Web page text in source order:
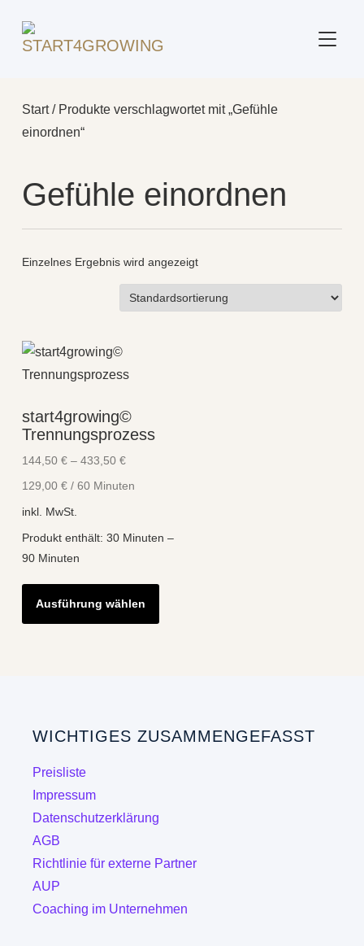
Start/ Produkte verschlagwortet mit „Gefühle
einordnen“
Gefühle einordnen
Einzelnes Ergebnis wird angezeigt
start4growing©
Trennungsprozess
144,50 €– 433,50 €
129,00 €/ 60 Minuten
inkl. MwSt.
Produkt enthält: 30 Minuten –
90 Minuten
Ausführung wählen
Dieses
weist
Optionen
gewählt
WICHTIGES ZUSAMMENGEFASST
Preisliste
Impressum
Datenschutzerklärung
AGB
Richtlinie für externe Partner
AUP
Coaching im Unternehmen